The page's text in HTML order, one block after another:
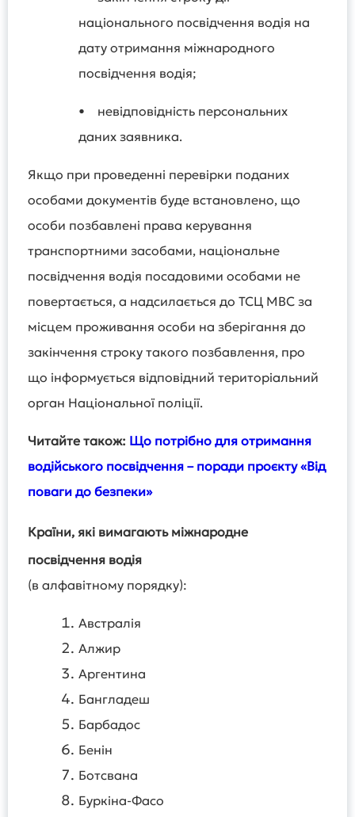
національного посвідчення водія на
дату отримання міжнародного
посвідчення водія;
• невідповідність персональних
даних заявника.
Якщо при проведенні перевірки поданих
особами документів буде встановлено, що
особи позбавлені права керування
транспортними засобами, національне
посвідчення водія посадовими особами не
повертається, а надсилається до ТСЦ МВС за
місцем проживання особи на зберігання до
закінчення строку такого позбавлення, про
що інформується відповідний територіальний
орган Національної поліції.
Читайте також: Що потрібно для отримання
водійського посвідчення – поради проєкту «Від
поваги до безпеки»
Країни, які вимагають міжнародне
посвідчення водія
(в алфавітному порядку):
Австралія
Алжир
Аргентина
Бангладеш
Барбадос
Бенін
Ботсвана
Буркіна-Фасо